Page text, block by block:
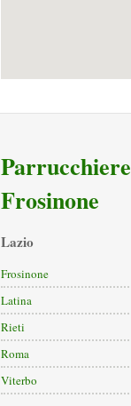
Parrucchiere
Frosinone
Lazio
Frosinone
Latina
Rieti
Roma
Viterbo